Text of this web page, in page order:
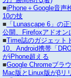
■iPhone＋Google音声
10の技
■ 「Lunascape 6」の
公開、Firefoxアドオン
■Time誌のガジェット
10、Android携帯「
がiPhone超える
■Google Chromeブラ
Mac版とLinux版がβリ